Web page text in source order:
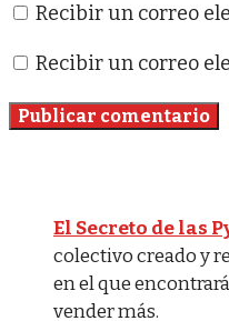
Recibir un correo
Recibir un correo
El Secreto de las
colectivo creado y
en el que
vender más.